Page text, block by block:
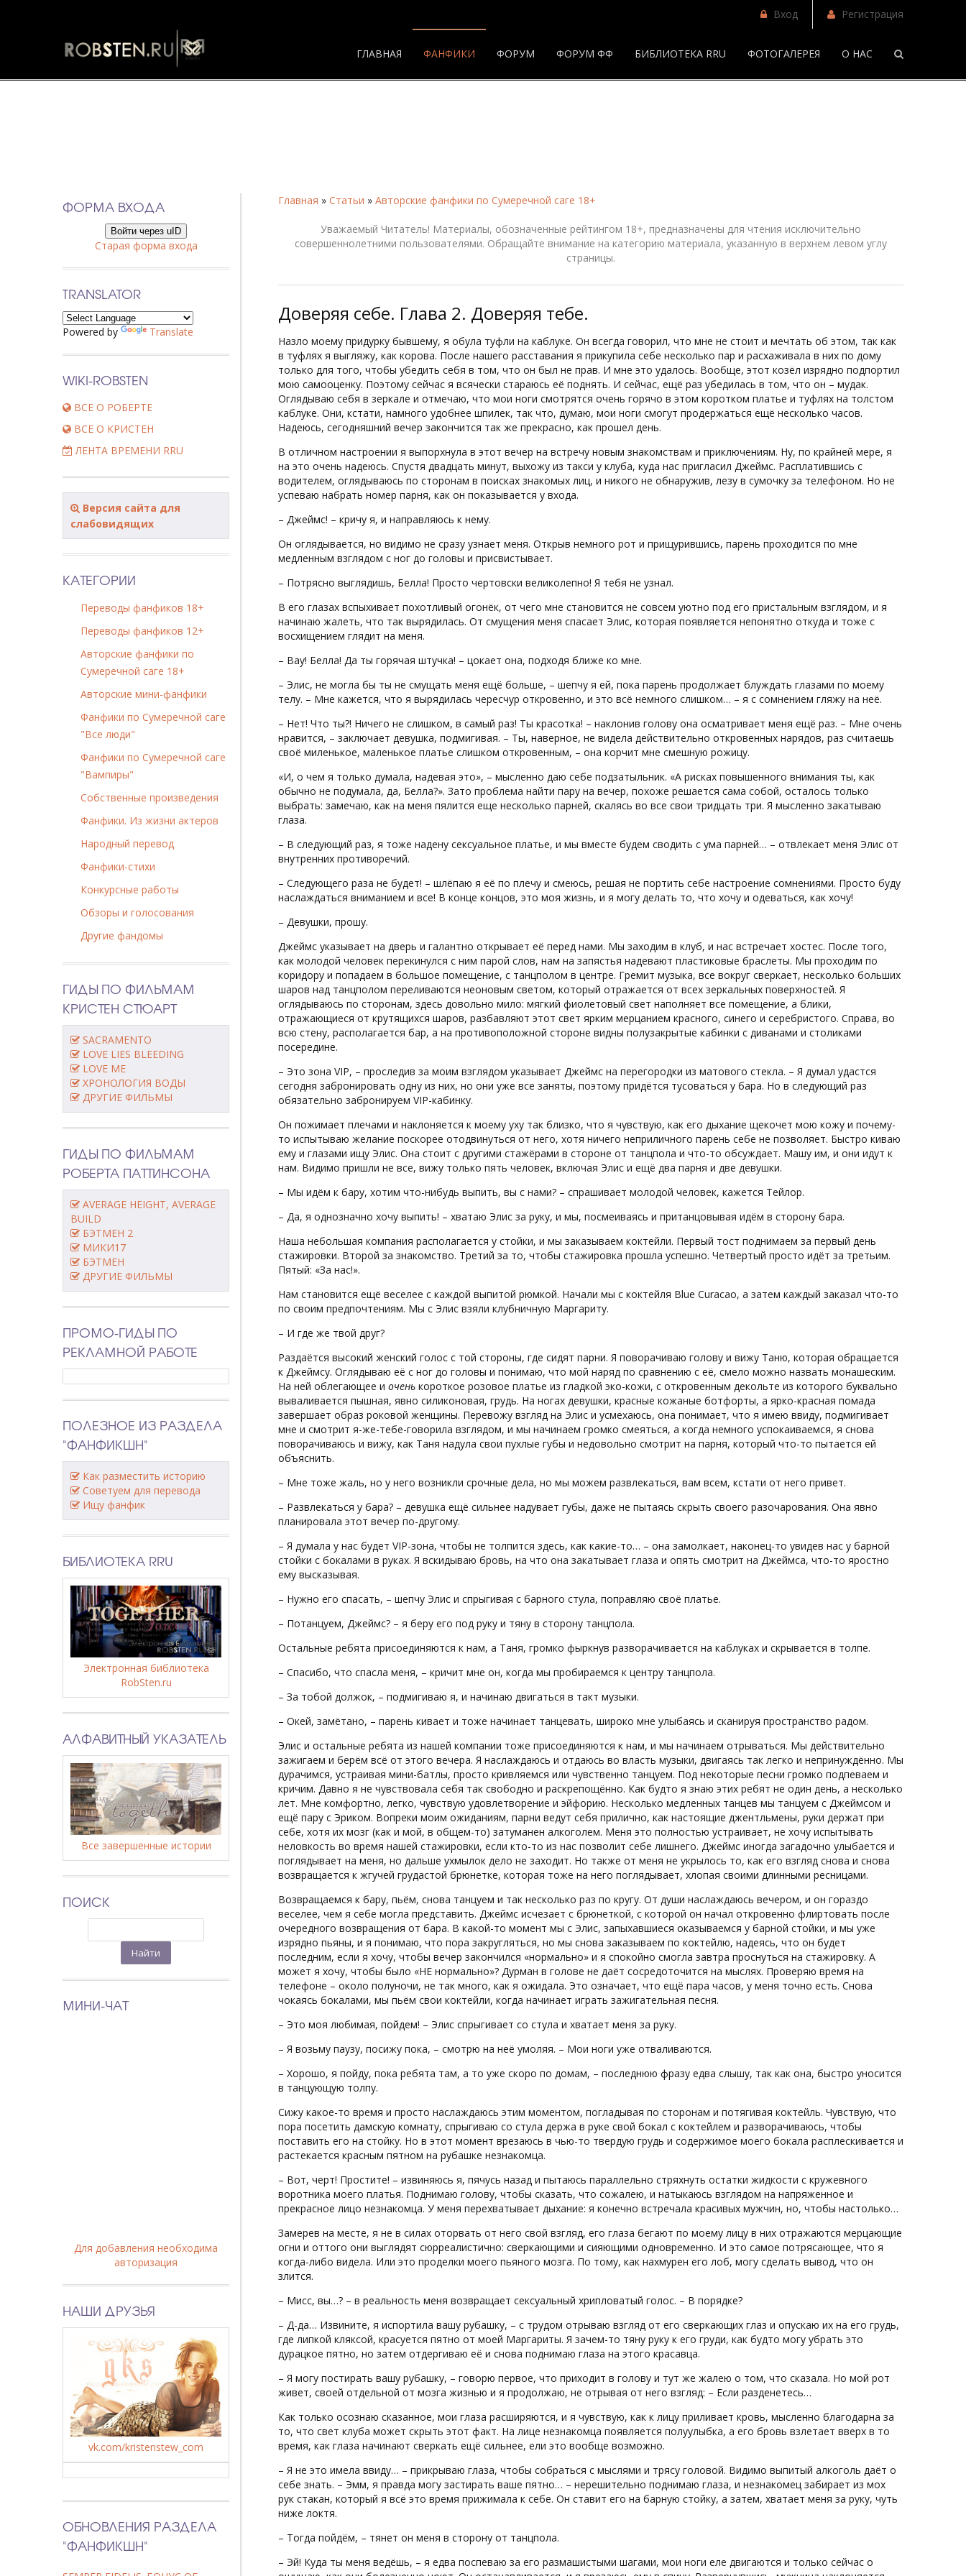
Вход Регистрация
ГЛАВНАЯ ФАНФИКИ ФОРУМ ФОРУМ ФФ БИБЛИОТЕКА RRU ФОТОГАЛЕРЕЯ О НАС
Главная » Статьи » Авторские фанфики по Сумеречной саге 18+
Уважаемый Читатель! Материалы, обозначенные рейтингом 18+, предназначены для чтения исключительно
совершеннолетними пользователями. Обращайте внимание на категорию материала, указанную в верхнем левом углу
страницы.
Доверяя себе. Глава 2. Доверяя тебе.
Назло моему придурку бывшему, я обула туфли на каблуке. Он всегда говорил, что мне не стоит и мечтать об этом, так как
в туфлях я выгляжу, как корова. После нашего расставания я прикупила себе несколько пар и расхаживала в них по дому
только для того, чтобы убедить себя в том, что он был не прав. И мне это удалось. Вообще, этот козёл изрядно подпортил
мою самооценку. Поэтому сейчас я всячески стараюсь её поднять. И сейчас, ещё раз убедилась в том, что он – мудак.
Оглядываю себя в зеркале и отмечаю, что мои ноги смотрятся очень горячо в этом коротком платье и туфлях на толстом
каблуке. Они, кстати, намного удобнее шпилек, так что, думаю, мои ноги смогут продержаться ещё несколько часов.
Надеюсь, сегодняшний вечер закончится так же прекрасно, как прошел день.
В отличном настроении я выпорхнула в этот вечер на встречу новым знакомствам и приключениям. Ну, по крайней мере, я
на это очень надеюсь. Спустя двадцать минут, выхожу из такси у клуба, куда нас пригласил Джеймс. Расплатившись с
водителем, оглядываюсь по сторонам в поисках знакомых лиц, и никого не обнаружив, лезу в сумочку за телефоном. Но не
успеваю набрать номер парня, как он показывается у входа.
– Джеймс! – кричу я, и направляюсь к нему.
Он оглядывается, но видимо не сразу узнает меня. Открыв немного рот и прищурившись, парень проходится по мне
медленным взглядом с ног до головы и присвистывает.
– Потрясно выглядишь, Белла! Просто чертовски великолепно! Я тебя не узнал.
В его глазах вспыхивает похотливый огонёк, от чего мне становится не совсем уютно под его пристальным взглядом, и я
начинаю жалеть, что так вырядилась. От смущения меня спасает Элис, которая появляется непонятно откуда и тоже с
восхищением глядит на меня.
– Вау! Белла! Да ты горячая штучка! – цокает она, подходя ближе ко мне.
– Элис, не могла бы ты не смущать меня ещё больше, – шепчу я ей, пока парень продолжает блуждать глазами по моему
телу. – Мне кажется, что я вырядилась чересчур откровенно, и это всё немного слишком… – я с сомнением гляжу на неё.
– Нет! Что ты?! Ничего не слишком, в самый раз! Ты красотка! – наклонив голову она осматривает меня ещё раз. – Мне очень
нравится, – заключает девушка, подмигивая. – Ты, наверное, не видела действительно откровенных нарядов, раз считаешь
своё миленькое, маленькое платье слишком откровенным, – она корчит мне смешную рожицу.
«И, о чем я только думала, надевая это», – мысленно даю себе подзатыльник. «А рисках повышенного внимания ты, как
обычно не подумала, да, Белла?». Зато проблема найти пару на вечер, похоже решается сама собой, осталось только
выбрать: замечаю, как на меня пялится еще несколько парней, скалясь во все свои тридцать три. Я мысленно закатываю
глаза.
– В следующий раз, я тоже надену сексуальное платье, и мы вместе будем сводить с ума парней… – отвлекает меня Элис от
внутренних противоречий.
– Следующего раза не будет! – шлёпаю я её по плечу и смеюсь, решая не портить себе настроение сомнениями. Просто буду
наслаждаться вниманием и все! В конце концов, это моя жизнь, и я могу делать то, что хочу и одеваться, как хочу!
– Девушки, прошу.
Джеймс указывает на дверь и галантно открывает её перед нами. Мы заходим в клуб, и нас встречает хостес. После того,
как молодой человек перекинулся с ним парой слов, нам на запястья надевают пластиковые браслеты. Мы проходим по
коридору и попадаем в большое помещение, с танцполом в центре. Гремит музыка, все вокруг сверкает, несколько больших
шаров над танцполом переливаются неоновым светом, который отражается от всех зеркальных поверхностей. Я
оглядываюсь по сторонам, здесь довольно мило: мягкий фиолетовый свет наполняет все помещение, а блики,
отражающиеся от крутящихся шаров, разбавляют этот свет ярким мерцанием красного, синего и серебристого. Справа, во
всю стену, располагается бар, а на противоположной стороне видны полузакрытые кабинки с диванами и столиками
посередине.
– Это зона VIP, – проследив за моим взглядом указывает Джеймс на перегородки из матового стекла. – Я думал удастся
сегодня забронировать одну из них, но они уже все заняты, поэтому придётся тусоваться у бара. Но в следующий раз
обязательно забронируем VIP-кабинку.
Он пожимает плечами и наклоняется к моему уху так близко, что я чувствую, как его дыхание щекочет мою кожу и почему-
то испытываю желание поскорее отодвинуться от него, хотя ничего неприличного парень себе не позволяет. Быстро киваю
ему и глазами ищу Элис. Она стоит с другими стажёрами в стороне от танцпола и что-то обсуждает. Машу им, и они идут к
нам. Видимо пришли не все, вижу только пять человек, включая Элис и ещё два парня и две девушки.
– Мы идём к бару, хотим что-нибудь выпить, вы с нами? – спрашивает молодой человек, кажется Тейлор.
– Да, я однозначно хочу выпить! – хватаю Элис за руку, и мы, посмеиваясь и пританцовывая идём в сторону бара.
Наша небольшая компания располагается у стойки, и мы заказываем коктейли. Первый тост поднимаем за первый день
стажировки. Второй за знакомство. Третий за то, чтобы стажировка прошла успешно. Четвертый просто идёт за третьим.
Пятый: «За нас!».
Нам становится ещё веселее с каждой выпитой рюмкой. Начали мы с коктейля Blue Curacao, а затем каждый заказал что-то
по своим предпочтениям. Мы с Элис взяли клубничную Маргариту.
– И где же твой друг?
Раздаётся высокий женский голос с той стороны, где сидят парни. Я поворачиваю голову и вижу Таню, которая обращается
к Джеймсу. Оглядываю её с ног до головы и понимаю, что мой наряд по сравнению с её, смело можно назвать монашеским.
На ней облегающее и очень короткое розовое платье из гладкой эко-кожи, с откровенным декольте из которого буквально
вываливается пышная, явно силиконовая, грудь. На ногах девушки, красные кожаные ботфорты, а ярко-красная помада
завершает образ роковой женщины. Перевожу взгляд на Элис и усмехаюсь, она понимает, что я имею ввиду, подмигивает
мне и смотрит я-же-тебе-говорила взглядом, и мы начинаем громко смеяться, а когда немного успокаиваемся, я снова
поворачиваюсь и вижу, как Таня надула свои пухлые губы и недовольно смотрит на парня, который что-то пытается ей
объяснить.
– Мне тоже жаль, но у него возникли срочные дела, но мы можем развлекаться, вам всем, кстати от него привет.
– Развлекаться у бара? – девушка ещё сильнее надувает губы, даже не пытаясь скрыть своего разочарования. Она явно
планировала этот вечер по-другому.
– Я думала у нас будет VIP-зона, чтобы не толпится здесь, как какие-то… – она замолкает, наконец-то увидев нас у барной
стойки с бокалами в руках. Я вскидываю бровь, на что она закатывает глаза и опять смотрит на Джеймса, что-то яростно
ему высказывая.
– Нужно его спасать, – шепчу Элис и спрыгивая с барного стула, поправляю своё платье.
– Потанцуем, Джеймс? – я беру его под руку и тяну в сторону танцпола.
Остальные ребята присоединяются к нам, а Таня, громко фыркнув разворачивается на каблуках и скрывается в толпе.
– Спасибо, что спасла меня, – кричит мне он, когда мы пробираемся к центру танцпола.
– За тобой должок, – подмигиваю я, и начинаю двигаться в такт музыки.
– Окей, замётано, – парень кивает и тоже начинает танцевать, широко мне улыбаясь и сканируя пространство радом.
Элис и остальные ребята из нашей компании тоже присоединяются к нам, и мы начинаем отрываться. Мы действительно
зажигаем и берём всё от этого вечера. Я наслаждаюсь и отдаюсь во власть музыки, двигаясь так легко и непринуждённо. Мы
дурачимся, устраивая мини-батлы, просто кривляемся или чувственно танцуем. Под некоторые песни громко подпеваем и
кричим. Давно я не чувствовала себя так свободно и раскрепощённо. Как будто я знаю этих ребят не один день, а несколько
лет. Мне комфортно, легко, чувствую удовлетворение и эйфорию. Несколько медленных танцев мы танцуем с Джеймсом и
ещё пару с Эриком. Вопреки моим ожиданиям, парни ведут себя прилично, как настоящие джентльмены, руки держат при
себе, хотя их мозг (как и мой, в общем-то) затуманен алкоголем. Меня это полностью устраивает, не хочу испытывать
неловкость во время нашей стажировки, если кто-то из нас позволит себе лишнего. Джеймс иногда загадочно улыбается и
поглядывает на меня, но дальше ухмылок дело не заходит. Но также от меня не укрылось то, как его взгляд снова и снова
возвращается к жгучей грудастой брюнетке, которая тоже на него поглядывает, хлопая своими длинными ресницами.
Возвращаемся к бару, пьём, снова танцуем и так несколько раз по кругу. От души наслаждаюсь вечером, и он гораздо
веселее, чем я себе могла представить. Джеймс исчезает с брюнеткой, с которой он начал откровенно флиртовать после
очередного возвращения от бара. В какой-то момент мы с Элис, запыхавшиеся оказываемся у барной стойки, и мы уже
изрядно пьяны, и я понимаю, что пора закругляться, но мы снова заказываем по коктейлю, надеясь, что он будет
последним, если я хочу, чтобы вечер закончился «нормально» и я спокойно смогла завтра проснуться на стажировку. А
может я хочу, чтобы было «НЕ нормально»? Дурман в голове не даёт сосредоточится на мыслях. Проверяю время на
телефоне – около полуночи, не так много, как я ожидала. Это означает, что ещё пара часов, у меня точно есть. Снова
чокаясь бокалами, мы пьём свои коктейли, когда начинает играть зажигательная песня.
– Это моя любимая, пойдем! – Элис спрыгивает со стула и хватает меня за руку.
– Я возьму паузу, посижу пока, – смотрю на неё умоляя. – Мои ноги уже отваливаются.
– Хорошо, я пойду, пока ребята там, а то уже скоро по домам, – последнюю фразу едва слышу, так как она, быстро уносится
в танцующую толпу.
Сижу какое-то время и просто наслаждаюсь этим моментом, погладывая по сторонам и потягивая коктейль. Чувствую, что
пора посетить дамскую комнату, спрыгиваю со стула держа в руке свой бокал с коктейлем и разворачиваюсь, чтобы
поставить его на стойку. Но в этот момент врезаюсь в чью-то твердую грудь и содержимое моего бокала расплескивается и
растекается красным пятном на рубашке незнакомца.
– Вот, черт! Простите! – извиняюсь я, пячусь назад и пытаюсь параллельно стряхнуть остатки жидкости с кружевного
воротника моего платья. Поднимаю голову, чтобы сказать, что сожалею, и натыкаюсь взглядом на напряженное и
прекрасное лицо незнакомца. У меня перехватывает дыхание: я конечно встречала красивых мужчин, но, чтобы настолько…
Замерев на месте, я не в силах оторвать от него свой взгляд, его глаза бегают по моему лицу в них отражаются мерцающие
огни и оттого они выглядят сюрреалистично: сверкающими и сияющими одновременно. И это самое потрясающее, что я
когда-либо видела. Или это проделки моего пьяного мозга. По тому, как нахмурен его лоб, могу сделать вывод, что он
злится.
– Мисс, вы…? – в реальность меня возвращает сексуальный хрипловатый голос. – В порядке?
– Д-да… Извините, я испортила вашу рубашку, – с трудом отрываю взгляд от его сверкающих глаз и опускаю их на его грудь,
где липкой кляксой, красуется пятно от моей Маргариты. Я зачем-то тяну руку к его груди, как будто могу убрать это
дурацкое пятно, но затем отдергиваю её и снова поднимаю глаза на этого красавца.
– Я могу постирать вашу рубашку, – говорю первое, что приходит в голову и тут же жалею о том, что сказала. Но мой рот
живет, своей отдельной от мозга жизнью и я продолжаю, не отрывая от него взгляд: – Если разденетесь…
Как только осознаю сказанное, мои глаза расширяются, и я чувствую, как к лицу приливает кровь, мысленно благодарна за
то, что свет клуба может скрыть этот факт. На лице незнакомца появляется полуулыбка, а его бровь взлетает вверх в то
время, как глаза начинают сверкать ещё сильнее, ели это вообще возможно.
– Я не это имела ввиду… – прикрываю глаза, чтобы собраться с мыслями и трясу головой. Видимо выпитый алкоголь даёт о
себе знать. – Эмм, я правда могу застирать ваше пятно… – нерешительно поднимаю глаза, и незнакомец забирает из мох
рук стакан, который я всё это время прижимала к себе. Он ставит его на барную стойку, а затем, хватает меня за руку, чуть
ниже локтя.
– Тогда пойдём, – тянет он меня в сторону от танцпола.
– Эй! Куда ты меня ведёшь, – я едва поспеваю за его размашистыми шагами, мои ноги еле двигаются и только сейчас о
ФОРМА ВХОДА
Войти через uID
Старая форма входа
TRANSLATOR
Powered by Translate
WIKI-ROBSTEN
ВСЕ О РОБЕРТЕ
ВСЕ О КРИСТЕН
ЛЕНТА ВРЕМЕНИ RRU
Версия сайта для
слабовидящих
КАТЕГОРИИ
Переводы фанфиков 18+
Переводы фанфиков 12+
Авторские фанфики по
Сумеречной саге 18+
Авторские мини-фанфики
Фанфики по Сумеречной саге
"Все люди"
Фанфики по Сумеречной саге
"Вампиры"
Собственные произведения
Фанфики. Из жизни актеров
Народный перевод
Фанфики-стихи
Конкурсные работы
Обзоры и голосования
Другие фандомы
ГИДЫ ПО ФИЛЬМАМ
КРИСТЕН СТЮАРТ
SACRAMENTO
LOVE LIES BLEEDING
LOVE ME
ХРОНОЛОГИЯ ВОДЫ
ДРУГИЕ ФИЛЬМЫ
ГИДЫ ПО ФИЛЬМАМ
РОБЕРТА ПАТТИНСОНА
AVERAGE HEIGHT, AVERAGE
BUILD
БЭТМЕН 2
МИКИ17
БЭТМЕН
ДРУГИЕ ФИЛЬМЫ
ПРОМО-ГИДЫ ПО
РЕКЛАМНОЙ РАБОТЕ
ПОЛЕЗНОЕ ИЗ РАЗДЕЛА
"ФАНФИКШН"
Как разместить историю
Советуем для перевода
Ищу фанфик
БИБЛИОТЕКА RRU
Электронная библиотека
RobSten.ru
АЛФАВИТНЫЙ УКАЗАТЕЛЬ
Все завершенные истории
ПОИСК
МИНИ-ЧАТ
Для добавления необходима
авторизация
НАШИ ДРУЗЬЯ
vk.com/kristenstew_com
ОБНОВЛЕНИЯ РАЗДЕЛА
"ФАНФИКШН"